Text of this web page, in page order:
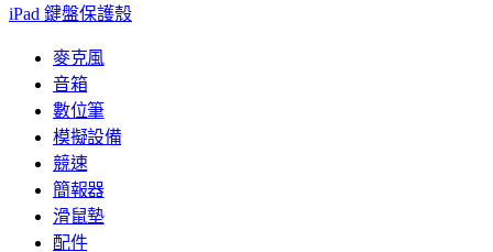
iPad 鍵盤保護殼
麥克風
音箱
數位筆
模擬設備
競速
簡報器
滑鼠墊
配件